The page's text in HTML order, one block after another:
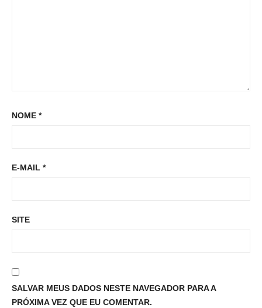
NOME *
E-MAIL *
SITE
SALVAR MEUS DADOS NESTE NAVEGADOR PARA A
PRÓXIMA VEZ QUE EU COMENTAR.